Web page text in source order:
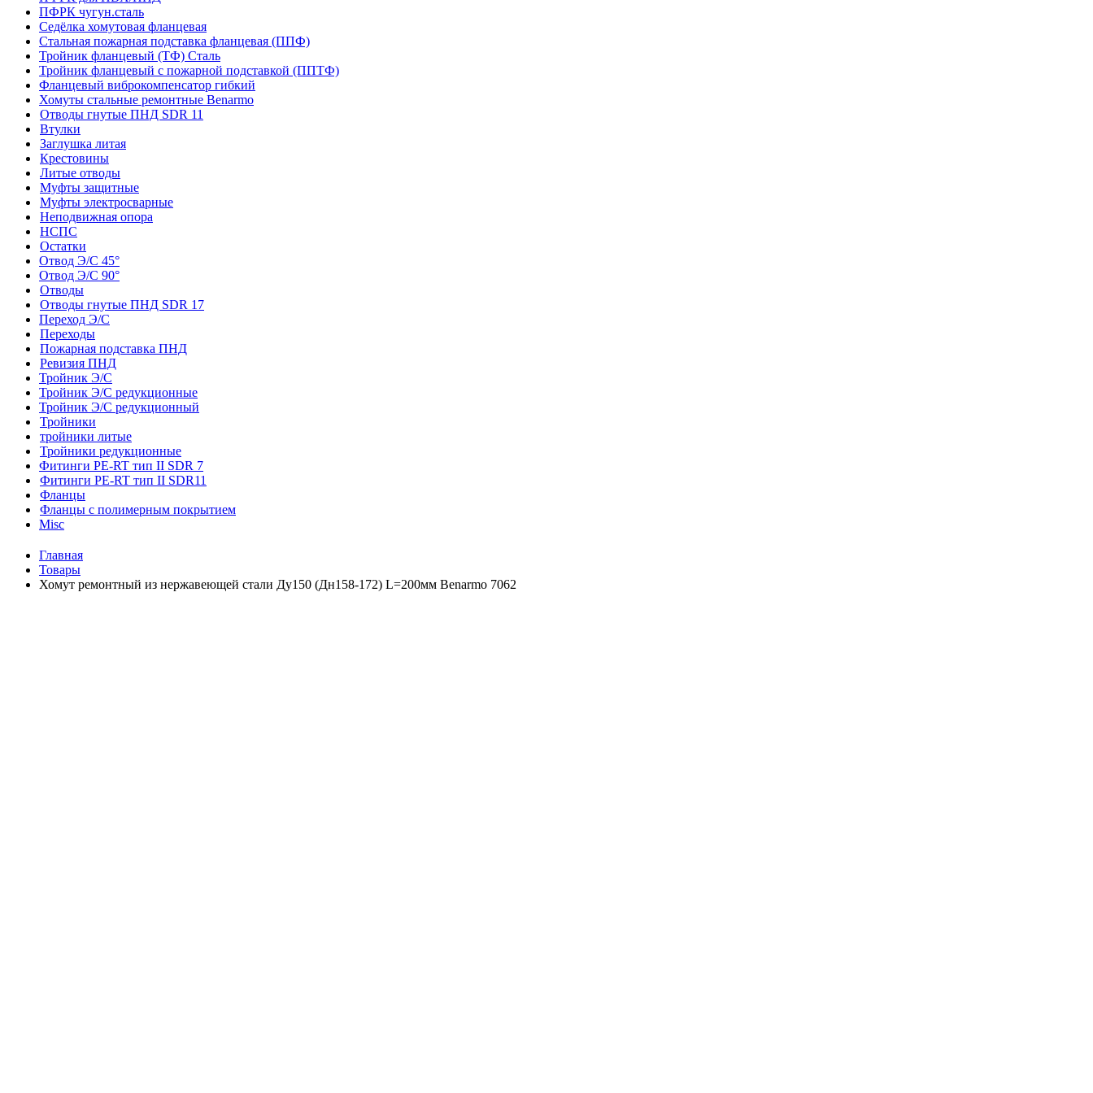
ПФРК чугун.сталь
Седёлка хомутовая фланцевая
Стальная пожарная подставка фланцевая (ППФ)
Тройник фланцевый (ТФ) Сталь
Тройник фланцевый с пожарной подставкой (ППТФ)
Фланцевый виброкомпенсатор гибкий
Хомуты стальные ремонтные Benarmo
Отводы гнутые ПНД SDR 11
Втулки
Заглушка литая
Крестовины
Литые отводы
Муфты защитные
Муфты электросварные
Неподвижная опора
НСПС
Остатки
Отвод Э/С 45°
Отвод Э/С 90°
Отводы
Отводы гнутые ПНД SDR 17
Переход Э/С
Переходы
Пожарная подставка ПНД
Ревизия ПНД
Тройник Э/С
Тройник Э/С редукционные
Тройник Э/С редукционный
Тройники
тройники литые
Тройники редукционные
Фитинги PE-RT тип II SDR 7
Фитинги PE-RT тип II SDR11
Фланцы
Фланцы с полимерным покрытием
Misc
Главная
Товары
Хомут ремонтный из нержавеющей стали Ду150 (Дн158-172) L=200мм Benarmo 7062